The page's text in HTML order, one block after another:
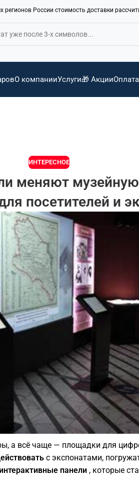
России стоимость доставки
О компанииУслуги🎁 Акции
ИНТЕРЕСНОЕ
меняют
посетителей и
а всё чаще — площадки для
с экспонатами,
интерактивные панели , которые